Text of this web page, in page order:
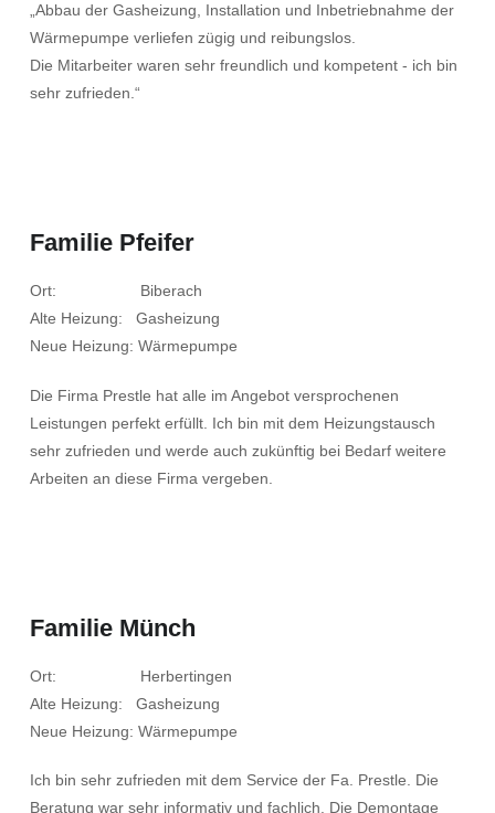
„Abbau der Gasheizung, Installation und Inbetriebnahme der
Wärmepumpe verliefen zügig und reibungslos.
Die Mitarbeiter waren sehr freundlich und kompetent - ich bin
sehr zufrieden.“
Familie Pfeifer
Ort: Biberach
Alte Heizung: Gasheizung
Neue Heizung: Wärmepumpe
Die Firma Prestle hat alle im Angebot versprochenen
Leistungen perfekt erfüllt. Ich bin mit dem Heizungstausch
sehr zufrieden und werde auch zukünftig bei Bedarf weitere
Arbeiten an diese Firma vergeben.
Familie Münch
Ort: Herbertingen
Alte Heizung: Gasheizung
Neue Heizung: Wärmepumpe
Ich bin sehr zufrieden mit dem Service der Fa. Prestle. Die
Beratung war sehr informativ und fachlich. Die Demontage